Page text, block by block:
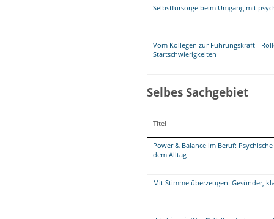
Selbstfürsorge beim Umgang mit
Vom Kollegen zur Führungskraft -
Startschwierigkeiten
Selbes Sachgebiet
Titel
Power & Balance im Beruf:
dem Alltag
Mit Stimme überzeugen: Gesünder,